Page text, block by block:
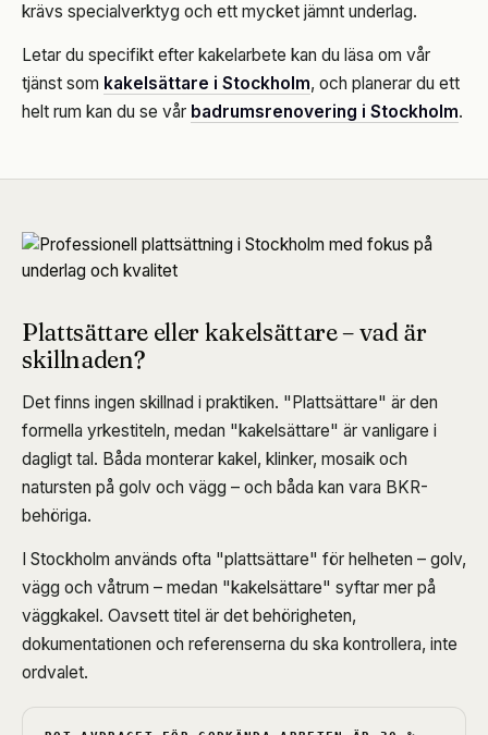
krävs specialverktyg och ett mycket jämnt underlag.
Letar du specifikt efter kakelarbete kan du läsa om vår
tjänst som kakelsättare i Stockholm, och planerar du ett
helt rum kan du se vår badrumsrenovering i Stockholm.
Plattsättare eller kakelsättare – vad är
skillnaden?
Det finns ingen skillnad i praktiken. "Plattsättare" är den
formella yrkestiteln, medan "kakelsättare" är vanligare i
dagligt tal. Båda monterar kakel, klinker, mosaik och
natursten på golv och vägg – och båda kan vara BKR-
behöriga.
I Stockholm används ofta "plattsättare" för helheten – golv,
vägg och våtrum – medan "kakelsättare" syftar mer på
väggkakel. Oavsett titel är det behörigheten,
dokumentationen och referenserna du ska kontrollera, inte
ordvalet.